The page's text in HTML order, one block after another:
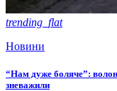
trending_flat
Новини
“Нам дуже боляче”:
зневажили